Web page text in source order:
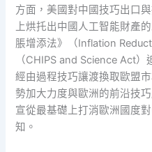
方面，美國對中國技巧出口
上烘托出中國人工智能財產
脹增添法》（Inflation
（CHIPS and Science Act
經由過程技巧讓渡換取歐盟
勢加大力度與歐洲的前沿技
宣從最基礎上打消歐洲國度
知。